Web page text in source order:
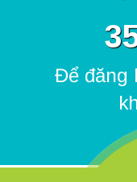
Để đăng